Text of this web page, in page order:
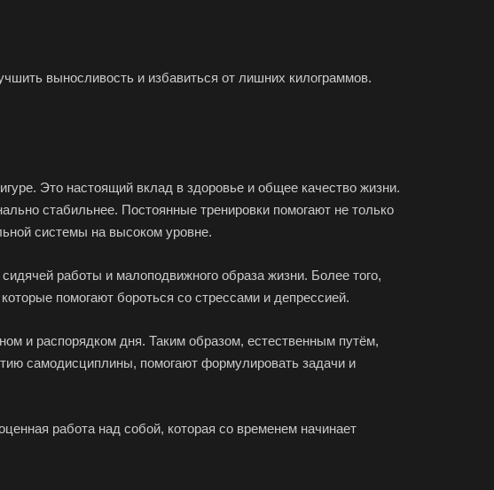
выносливость и избавиться от лишних килограммов.
Это настоящий вклад в здоровье и общее качество жизни.
стабильнее. Постоянные тренировки помогают не только
системы на высоком уровне.
работы и малоподвижного образа жизни. Более того,
помогают бороться со стрессами и депрессией.
и распорядком дня. Таким образом, естественным путём,
самодисциплины, помогают формулировать задачи и
работа над собой, которая со временем начинает